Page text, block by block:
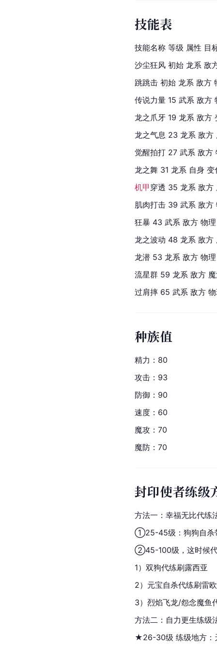
技能表
技能名称 等级 属性 目
沙尘狂风 初始 龙系 敌
跳跳击 初始 龙系 敌方
传说力量 15 武系 敌方
龙之爪牙 19 龙系 敌方
龙之气息 23 龙系 敌
觉醒拍打 27 武系 敌方
龙之舞 31 龙系 自身
机甲 穿透 35 龙系 敌方
肌肉打击 39 武系 敌
狂暴 43 武系 敌方 物
龙之波动 48 龙系 敌方
龙潜 53 龙系 敌方 物
流星群 59 龙系 敌方
过肩摔 65 武系 敌方
种族值
精力：80
攻击：93
防御：90
速度：60
魔攻：70
魔防：70
封印使者练级
方法一：幸福无比代练
①25-45级：狗狗自杀
②45-100级，这时候
1）双狗代练刷露西亚
2）元宝自杀代练刷雷欧
3）烈焰飞龙/怨念魔鱼
方法二：自力更生练级
★26-30级 练级地方：